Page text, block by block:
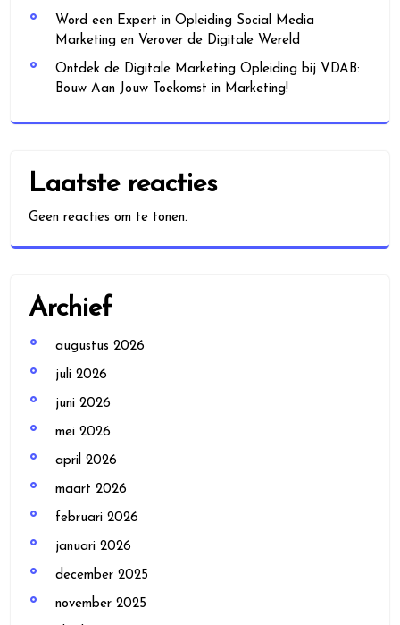
Word een Expert in Opleiding Social Media
Marketing en Verover de Digitale Wereld
Ontdek de Digitale Marketing Opleiding bij VDAB:
Bouw Aan Jouw Toekomst in Marketing!
Laatste reacties
Geen reacties om te tonen.
Archief
augustus 2026
juli 2026
juni 2026
mei 2026
april 2026
maart 2026
februari 2026
januari 2026
december 2025
november 2025